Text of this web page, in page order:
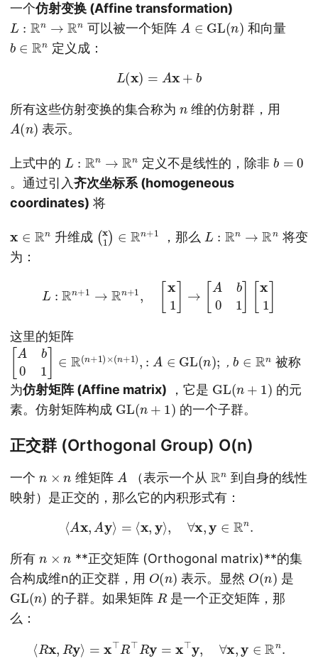
一个仿射变换 (Affine transformation)
L Rn→ R 可以被一个矩阵 A GL( n 和向量
b Rn 定义成：
L(x Ax+ b
所有这些仿射变换的集合称为 维的仿射群，用
A(n) 表示。
上式中的 L n→ 定义不是线性的，除非b 0
。通过引入齐次坐标系 (homogeneous
coordinates) 将
Rn 升维成 (x1 Rn +
1 ，那么 L n→
将变
为：
1]→ b 0 [x 1]
这里的矩阵
，
Ab 1 R(n+ 1)×(n +1 A GL( n ， ∈ n
被称
为仿射矩阵 (Affine matrix) ，它是 GL (n
的元
素。仿射矩阵构成 GL (n ) 的一个子群。
正交群 (Orthogonal Group) O(n)
一个 维矩阵 A （表示一个从 Rn 到自身的线性
映射）是正交的，那么它的内积形式有：
⟨ Ax,A =⟨x ,y⟩ x,y∈R n.
所有
**正交矩阵 (Orthogonal matrix)**的集
合构成维n的正交群，用
O ( ) 表示。显然 O( ) 是
GL (n ) 的子群。如果矩阵 R是一个正交矩阵，那
么：
Rx R x⊤R⊤ ⊤ , y